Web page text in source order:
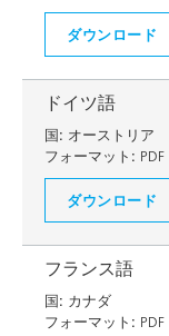
ダウンロード
ドイツ語
国: オーストリア
フォーマット: PDF
ダウンロード
フランス語
国: カナダ
フォーマット: PDF